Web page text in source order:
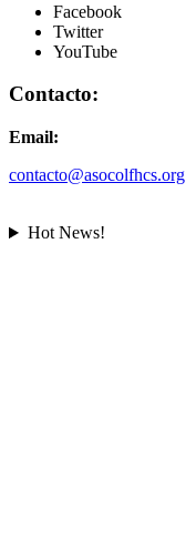
Facebook
Twitter
YouTube
Contacto:
Email:
contacto@asocolfhcs.org
Hot News!